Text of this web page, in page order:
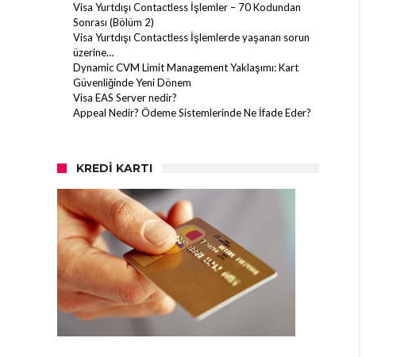
Visa Yurtdışı Contactless İşlemler – 70 Kodundan
Sonrası (Bölüm 2)
Visa Yurtdışı Contactless İşlemlerde yaşanan sorun
üzerine…
Dynamic CVM Limit Management Yaklaşımı: Kart
Güvenliğinde Yeni Dönem
Visa EAS Server nedir?
Appeal Nedir? Ödeme Sistemlerinde Ne İfade Eder?
KREDI KARTI